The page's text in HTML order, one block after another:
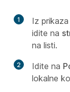
1 Iz
idite na
na listi.
2 Idite na
lokalne